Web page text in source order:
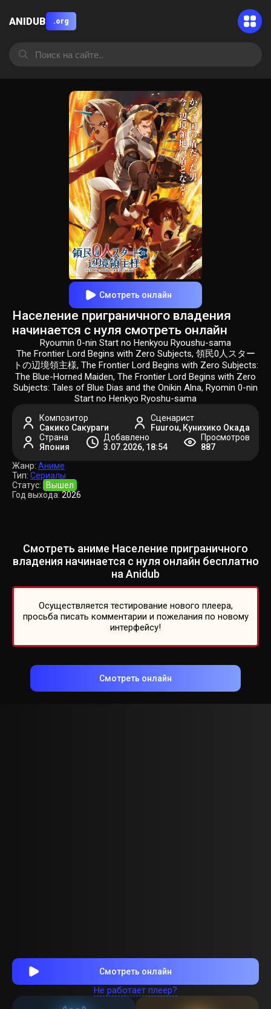
ANIDUB .org
Смотреть онлайн
Население приграничного владения
начинается с нуля смотреть онлайн
Ryoumin 0-nin Start no Henkyou Ryoushu-sama
The Frontier Lord Begins with Zero Subjects, 領民0人スター
トの辺境領主様, The Frontier Lord Begins with Zero Subjects:
The Blue-Horned Maiden, The Frontier Lord Begins with Zero
Subjects: Tales of Blue Dias and the Onikin Alna, Ryomin 0-nin
Start no Henkyo Ryoshu-sama
Композитор
Сакико Сакураги
Сценарист
Fuurou, Кунихико Окада
Страна
Япония
Добавлено
3.07.2026, 18:54
Просмотров
887
Жанр: Аниме
Тип: Сериалы
Статус:
Вышел
Год выхода: 2026
Смотреть аниме Население приграничного
владения начинается с нуля онлайн бесплатно
на Anidub
Осуществляется тестирование нового плеера,
просьба писать комментарии и пожелания по новому
интерфейсу!
Смотреть онлайн
Смотреть онлайн
Не работает плеер?